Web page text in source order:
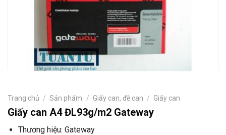
Trang chủ / Sản phẩm / Giấy can, đề can / Giấy can
Giấy can A4 ĐL93g/m2 Gateway
Thương hiệu: Gateway